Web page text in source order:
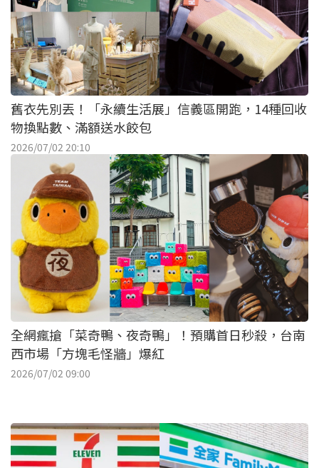
舊衣先別丟！「永續生活展」信義區開跑，14種回收
物換點數、滿額送水餃包
2026/07/02 20:10
全網瘋搶「菜奇鴨、夜奇鴨」！預購首日秒殺，台南
西市場「方塊毛怪牆」爆紅
2026/07/02 09:00